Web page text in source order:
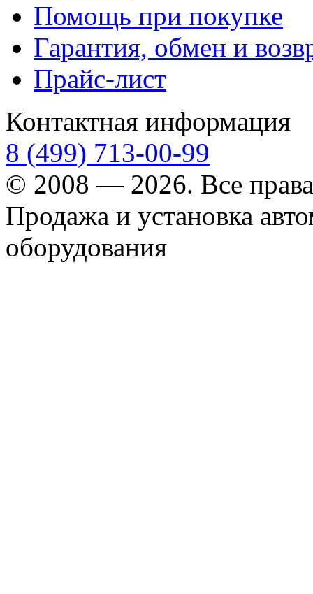
Помощь при покупке
Гарантия, обмен и
Прайс-лист
Контактная информация
8 (499) 713-00-99
© 2008 — 2026. Все
Продажа и установка
оборудования